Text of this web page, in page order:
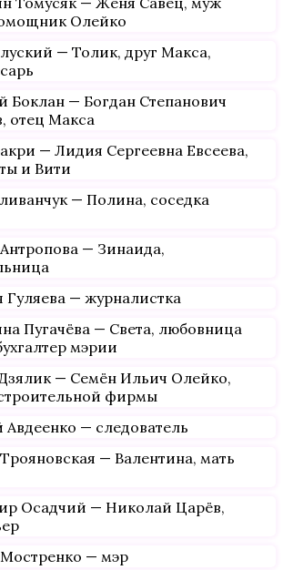
Олейко
— Толик, друг Макса,
Боклан — Богдан Степанович
отец Макса
— Лидия Сергеевна Евсеева,
и Вити
— Полина, соседка
— Зинаида,
Гуляева — журналистка
Пугачёва — Света, любовница
мэрии
— Семён Ильич Олейко,
фирмы
Авдеенко — следователь
— Валентина, мать
Осадчий — Николай Царёв,
— мэр